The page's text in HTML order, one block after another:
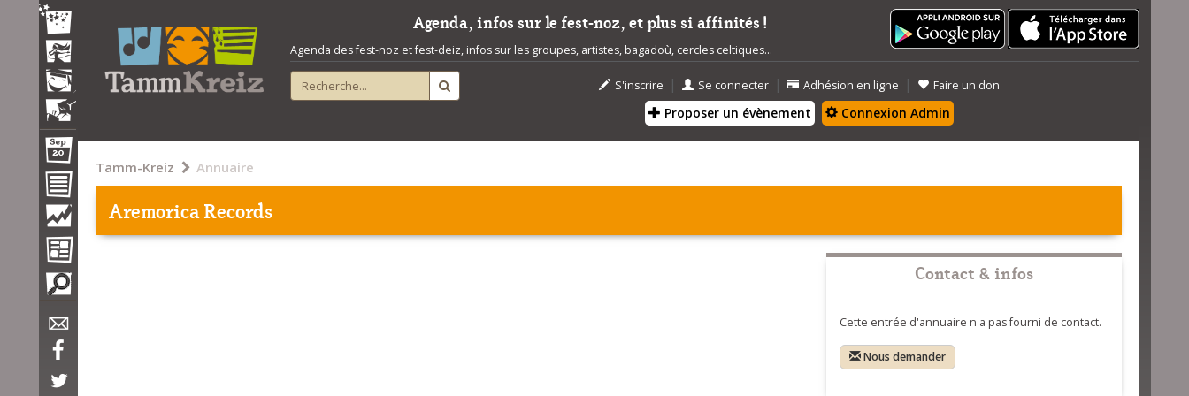
Agenda, infos sur le fest-noz, et plus si affinités !
Agenda des fest-noz et fest-deiz, infos sur les groupes, artistes, bagadoù, cercles celtiques...
S'inscrire | Se connecter | Adhésion en ligne | Faire un don
Proposer un évènement Connexion Admin
Tamm-Kreiz Annuaire
Aremorica Records
Contact & infos
Cette entrée d'annuaire n'a pas fourni de contact.
Nous demander